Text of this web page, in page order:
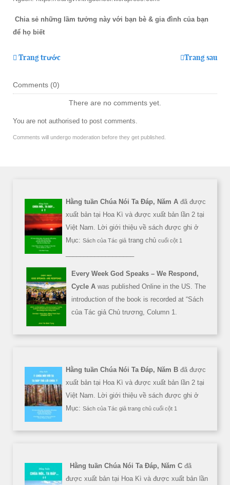
Chia sẻ những lầm tưởng này với bạn bè & gia đình của bạn
để họ biết
Trang trước Trang sau
Comments (0)
There are no comments yet.
You are not authorised to post comments.
Comments will undergo moderation before they get published.
Hằng tuần Chúa Nói Ta Đáp, Năm A đã được
xuất bản tại Hoa Kì và được xuất bản lần 2 tại
Việt Nam. Lời giới thiệu về sách được ghi ở
Mục: Sách của Tác giả trang chủ cuối cột 1
Every Week God Speaks – We Respond,
Cycle A was published Online in the US. The
introduction of the book is recorded at “Sách
của Tác giả Chủ trương, Column 1.
Hằng tuần Chúa Nói Ta Đáp, Năm B đã được
xuất bản tại Hoa Kì và được xuất bản lần 2 tại
Việt Nam. Lời giới thiệu về sách được ghi ở
Mục: Sách của Tác giả trang chủ cuối cột 1
Hằng tuần Chúa Nói Ta Đáp, Năm C đã
được xuất bản tại Hoa Kì và được xuất bản lần